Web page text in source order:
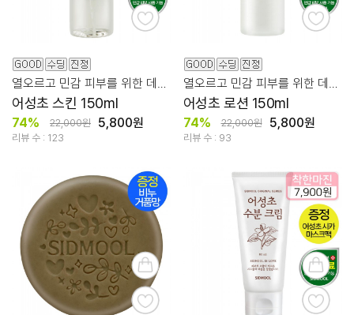
어성초 스킨 150ml
74% 22,000원 5,800원
리뷰 수 : 123
어성초 로션 150ml
74% 22,000원 5,800원
리뷰 수 : 93